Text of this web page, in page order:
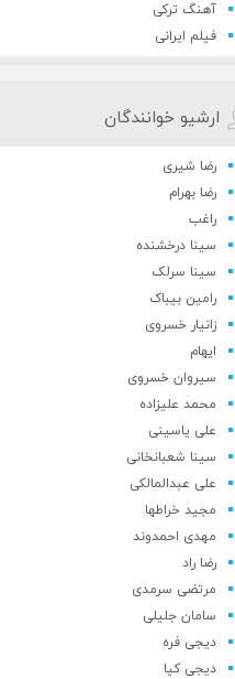
آهنگ ترکی
فیلم ایرانی
ارشیو خوانندگان
رضا شیری
رضا بهرام
راغب
سینا درخشنده
سینا سرلک
رامین بیباک
زانیار خسروی
ایهام
سیروان خسروی
محمد علیزاده
علی یاسینی
سینا شعبانخانی
علی عبدالمالکی
مجید خراطها
مهدی احمدوند
رضا راد
مرتضی سرمدی
سامان جلیلی
دیجی فره
دیجی کیا